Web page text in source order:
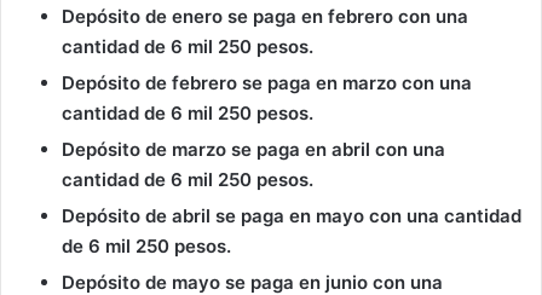
Depósito de enero se paga en febrero con una
cantidad de 6 mil 250 pesos.
Depósito de febrero se paga en marzo con una
cantidad de 6 mil 250 pesos.
Depósito de marzo se paga en abril con una
cantidad de 6 mil 250 pesos.
Depósito de abril se paga en mayo con una cantidad
de 6 mil 250 pesos.
Depósito de mayo se paga en junio con una